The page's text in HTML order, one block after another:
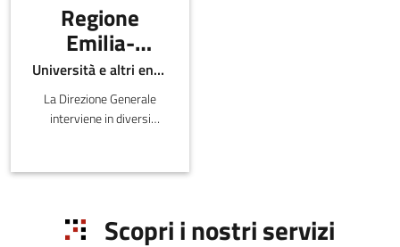
Regione
Emilia-
Romagna -
Direzione
Generale
della
del lavoro e
Università e altri enti pubblici
La Direzione Generale
interviene in diversi
distributivo sul territorio
Scopri i nostri servizi